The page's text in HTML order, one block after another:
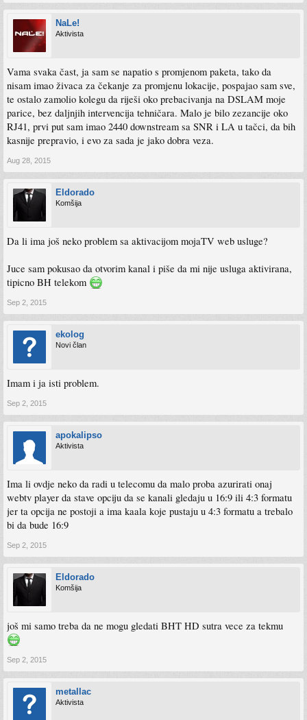
NaLe!
Aktivista
Vama svaka čast, ja sam se napatio s promjenom paketa, tako da
nisam imao živaca za čekanje za promjenu lokacije, pospajao sam sve,
te ostalo zamolio kolegu da riješi oko prebacivanja na DSLAM moje
parice, bez daljnjih intervencija tehničara. Malo je bilo zezancije oko
RJ41, prvi put sam imao 2440 downstream sa SNR i LA u tačci, da bih
kasnije prepravio, i evo za sada je jako dobra veza.
Aug 28, 2015
Eldorado
Komšija
Da li ima još neko problem sa aktivacijom mojaTV web usluge?
Juce sam pokusao da otvorim kanal i piše da mi nije usluga aktivirana,
tipicno BH telekom
Sep 2, 2015
ekolog
Novi član
Imam i ja isti problem.
Sep 2, 2015
apokalipso
Aktivista
Ima li ovdje neko da radi u telecomu da malo proba azurirati onaj
webtv player da stave opciju da se kanali gledaju u 16:9 ili 4:3 formatu
jer ta opcija ne postoji a ima kaala koje pustaju u 4:3 formatu a trebalo
bi da bude 16:9
Sep 2, 2015
Eldorado
Komšija
još mi samo treba da ne mogu gledati BHT HD sutra vece za tekmu
Sep 2, 2015
metallac
Aktivista